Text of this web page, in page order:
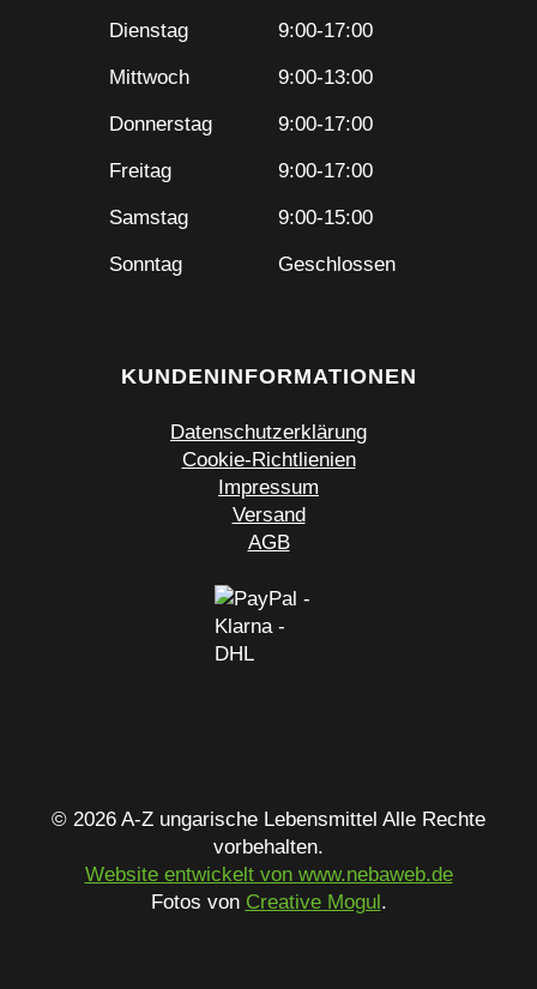
Dienstag 9:00-17:00
Mittwoch 9:00-13:00
Donnerstag 9:00-17:00
Freitag 9:00-17:00
Samstag 9:00-15:00
Sonntag Geschlossen
KUNDENINFORMATIONEN
Datenschutzerklärung
Cookie-Richtlienien
Impressum
Versand
AGB
© 2026 A-Z ungarische Lebensmittel Alle Rechte
vorbehalten.
Website entwickelt von www.nebaweb.de
Fotos von Creative Mogul.